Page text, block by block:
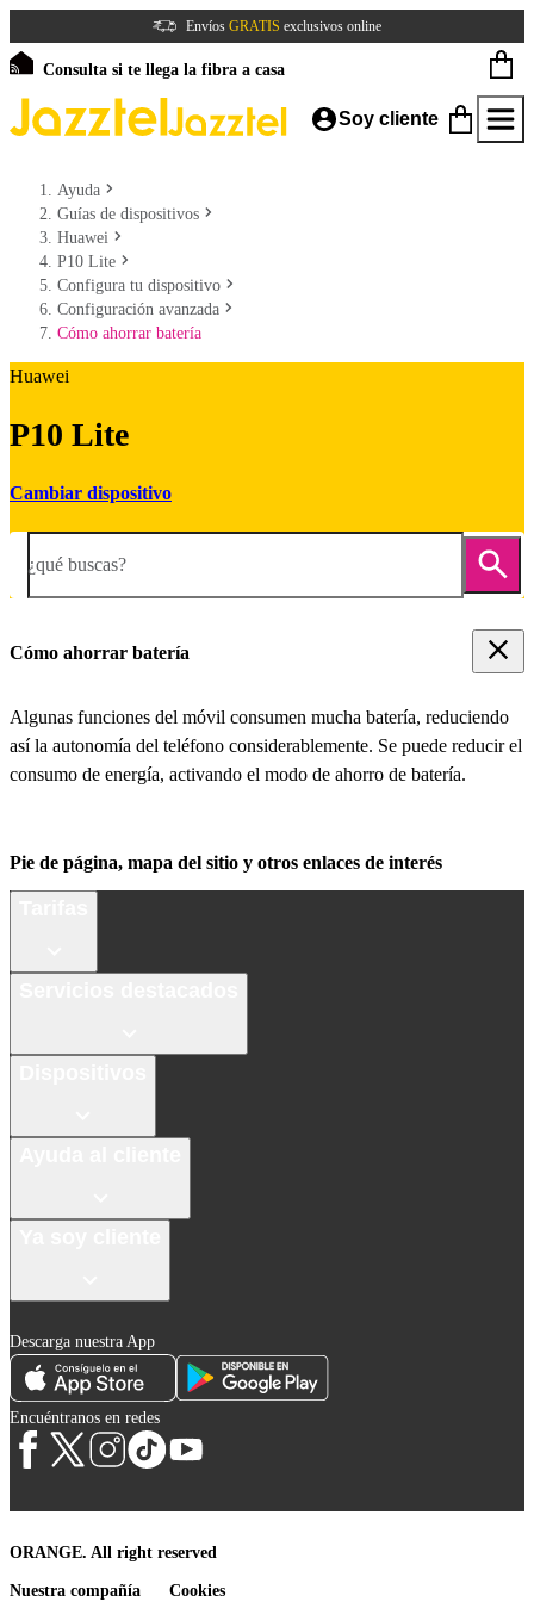
Envíos GRATIS exclusivos online
Consulta si te llega la fibra a casa
Soy cliente
Ayuda
Guías de dispositivos
Huawei
P10 Lite
Configura tu dispositivo
Configuración avanzada
Cómo ahorrar batería
Huawei
P10 Lite
Cambiar dispositivo
¿qué buscas?
Cómo ahorrar batería
Algunas funciones del móvil consumen mucha batería, reduciendo
así la autonomía del teléfono considerablemente. Se puede reducir el
consumo de energía, activando el modo de ahorro de batería.
Pie de página, mapa del sitio y otros enlaces de interés
Descarga nuestra App
Encuéntranos en redes
ORANGE. All right reserved
Nuestra compañía Cookies